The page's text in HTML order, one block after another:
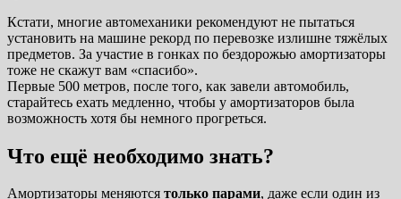
Кстати, многие автомеханики рекомендуют не пытаться
установить на машине рекорд по перевозке излишне тяжёлых
предметов. За участие в гонках по бездорожью амортизаторы
тоже не скажут вам «спасибо».
Первые 500 метров, после того, как завели автомобиль,
старайтесь ехать медленно, чтобы у амортизаторов была
возможность хотя бы немного прогреться.
Что ещё необходимо знать?
Амортизаторы меняются только парами, даже если один из